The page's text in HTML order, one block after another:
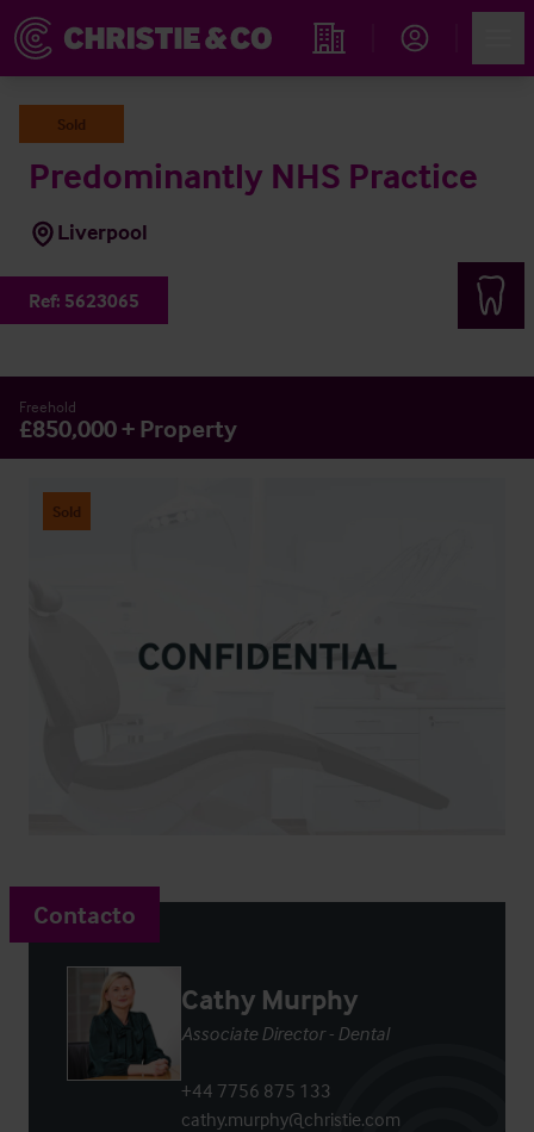
Propiedades
Sold
Predominantly NHS Practice
Liverpool
Ref: 5623065
Freehold
£850,000 + Property
Sold
Contacto
Cathy Murphy
Associate Director - Dental
+44 7756 875 133
cathy.murphy@christie.com